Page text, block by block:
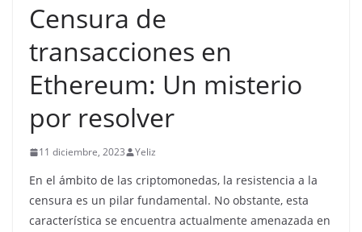
Censura de
transacciones en
Ethereum: Un misterio
por resolver
11 diciembre, 2023 Yeliz
En el ámbito de las criptomonedas, la resistencia a la
censura es un pilar fundamental. No obstante, esta
característica se encuentra actualmente amenazada en